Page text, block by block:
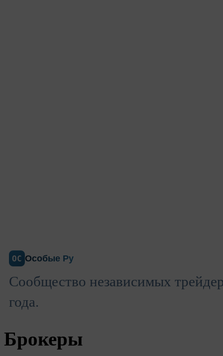
ОС Особые Ру
Сообщество независимых
года.
Брокеры